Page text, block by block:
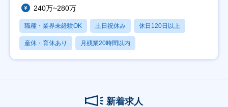
240万~280万
職種・業界未経験OK 土日祝休み 休日120日以上
産休・育休あり 月残業20時間以内
新着求人